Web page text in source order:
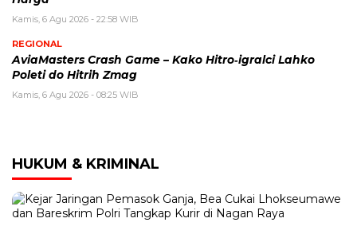
Kamis, 6 Agu 2026 - 22:58 WIB
REGIONAL
AviaMasters Crash Game – Kako Hitro‑igralci Lahko
Poleti do Hitrih Zmag
Kamis, 6 Agu 2026 - 08:25 WIB
HUKUM & KRIMINAL